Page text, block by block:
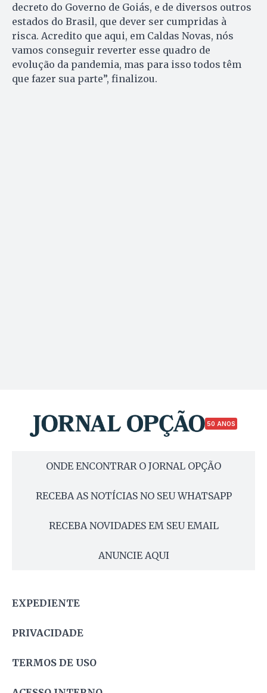
decreto do Governo de Goiás, e de diversos outros
estados do Brasil, que dever ser cumpridas à
risca. Acredito que aqui, em Caldas Novas, nós
vamos conseguir reverter esse quadro de
evolução da pandemia, mas para isso todos têm
que fazer sua parte”, finalizou.
50 ANOS
ONDE ENCONTRAR O JORNAL OPÇÃO
RECEBA AS NOTÍCIAS NO SEU WHATSAPP
RECEBA NOVIDADES EM SEU EMAIL
ANUNCIE AQUI
EXPEDIENTE
PRIVACIDADE
TERMOS DE USO